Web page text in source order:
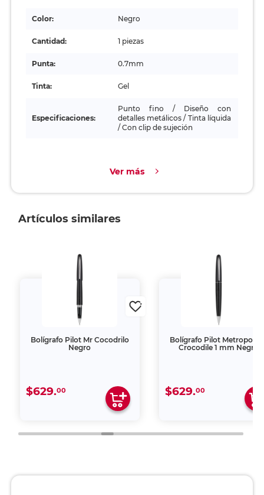
Color: Negro
Cantidad: 1 piezas
Punta: 0.7mm
Tinta: Gel
Especificaciones:
Punto fino / Diseño con
detalles metálicos / Tinta líquida
/ Con clip de sujeción
Ver más
Artículos similares
Bolígrafo Pilot Mr Cocodrilo
Negro
$629.00
Bolígrafo Pilot
Crocodile 1 mm Negro
$629.00